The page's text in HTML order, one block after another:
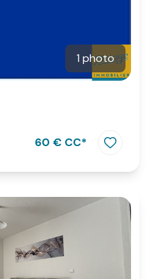
1 photo
60 € CC*